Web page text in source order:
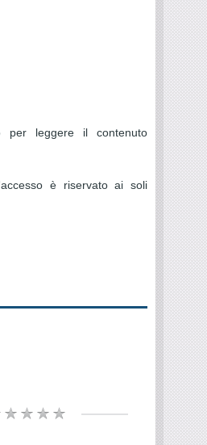
per leggere il contenuto
è riservato ai soli